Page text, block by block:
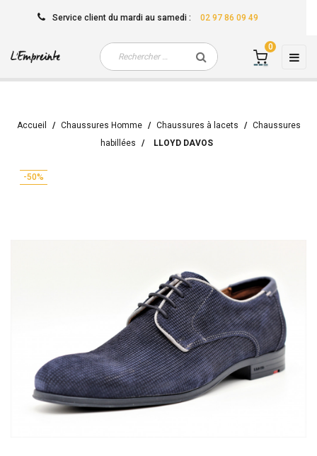
Service client du mardi au samedi : 02 97 86 09 49
☰
0
Accueil Chaussures Homme Chaussures à lacets
Chaussures
habillées
LLOYD DAVOS
-50%